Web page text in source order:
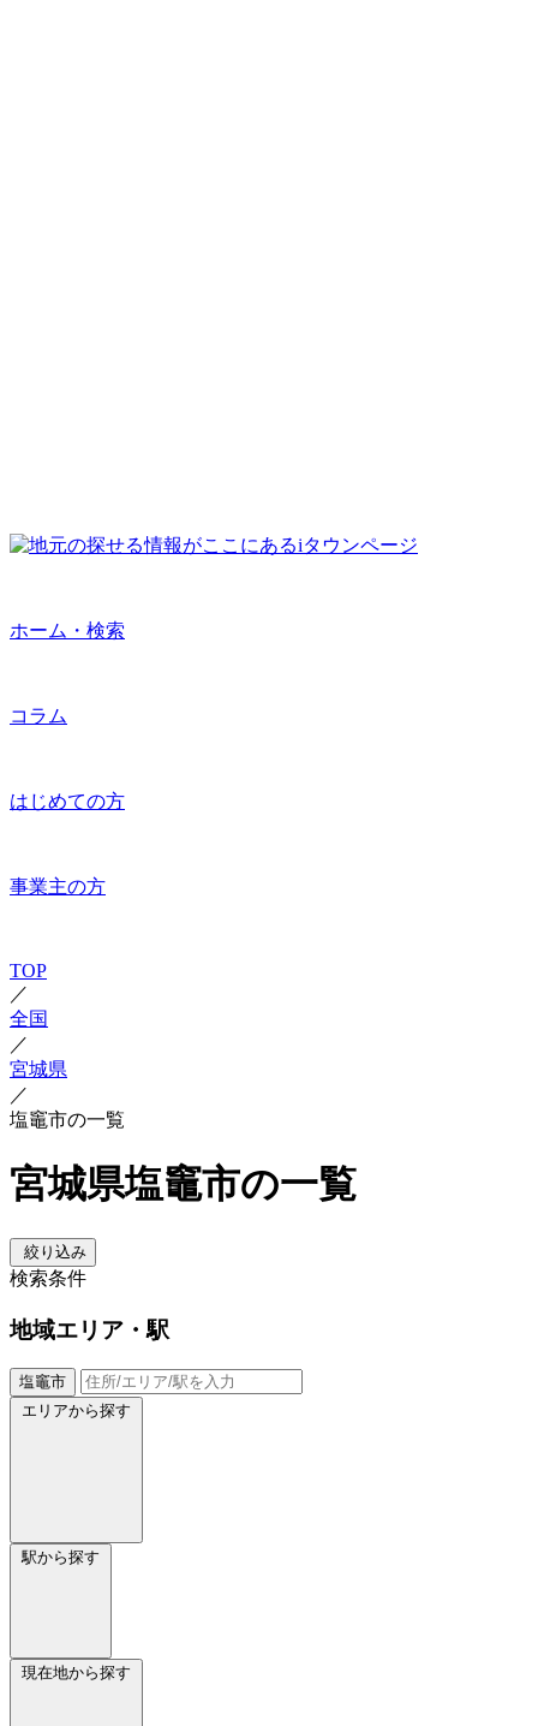
ホーム・検索
コラム
はじめての方
事業主の方
TOP
／
全国
／
宮城県
／
塩竈市の一覧
宮城県塩竈市の一覧
絞り込み
検索条件
地域エリア・駅
塩竈市
エリアから探す
駅から探す
現在地から探す